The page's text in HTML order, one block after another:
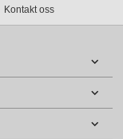
Kontakt oss